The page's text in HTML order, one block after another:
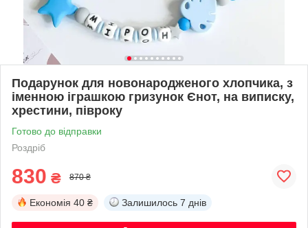
Подарунок для новонародженого хлопчика, з
іменною іграшкою гризунок Єнот, на виписку,
хрестини, півроку
Готово до відправки
Роздріб
830 ₴ 870 ₴
Економія 40 ₴ Залишилось 7 днів